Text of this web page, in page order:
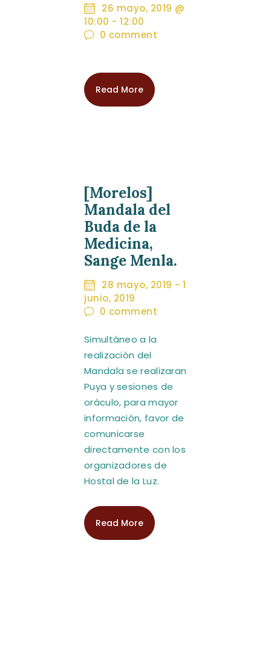
26 mayo, 2019 @
10:00 - 12:00
0 comment
Read More
[Morelos]
Mandala del
Buda de la
Medicina,
Sange Menla.
28 mayo, 2019 -1
junio, 2019
0 comment
Simultáneo a la
realización del
Mandala se realizaran
Puya y sesiones de
oráculo, para mayor
información, favor de
comunicarse
directamente con los
organizadores de
Hostal de la Luz.
Read More